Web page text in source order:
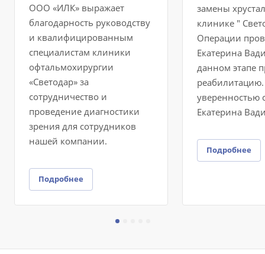
ООО «ИЛК» выражает
благодарность руководству
и квалифицированным
специалистам клиники
офтальмохирургии
«Светодар» за
сотрудничество и
проведение диагностики
зрения для сотрудников
нашей компании.
Подробнее
замены
клинике "
Операции
Екатерина
данном этапе
уверенностью
Екатерина
Подробнее